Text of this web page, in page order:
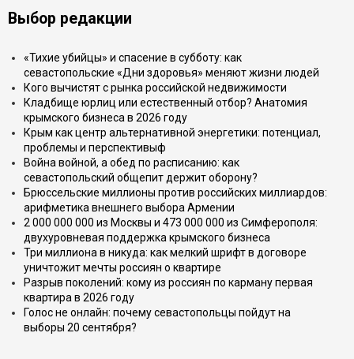
Выбор редакции
«Тихие убийцы» и спасение в субботу: как
севастопольские «Дни здоровья» меняют жизни людей
Кого вычистят с рынка российской недвижимости
Кладбище юрлиц или естественный отбор? Анатомия
крымского бизнеса в 2026 году
Крым как центр альтернативной энергетики: потенциал,
проблемы и перспективыф
Война войной, а обед по расписанию: как
севастопольский общепит держит оборону?
Брюссельские миллионы против российских миллиардов:
арифметика внешнего выбора Армении
2 000 000 000 из Москвы и 473 000 000 из Симферополя:
двухуровневая поддержка крымского бизнеса
Три миллиона в никуда: как мелкий шрифт в договоре
уничтожит мечты россиян о квартире
Разрыв поколений: кому из россиян по карману первая
квартира в 2026 году
Голос не онлайн: почему севастопольцы пойдут на
выборы 20 сентября?